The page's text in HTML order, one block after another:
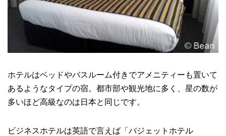
ホテルはベッドやバスルーム付きでアメニティーも置いて
あるようなタイプの宿。都市部や観光地に多く、星の数が
多いほど高級なのは日本と同じです。
ビジネスホテルは英語で言えば「バジェットホテル